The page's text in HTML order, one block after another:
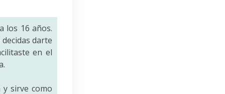
los 16 años.
darte
en el
y sirve como